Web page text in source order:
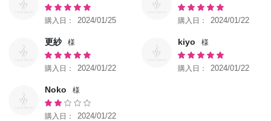
2024/01/25 2024/01/22
更紗
2024/01/22
kiyo
2024/01/22
Noko
2024/01/22